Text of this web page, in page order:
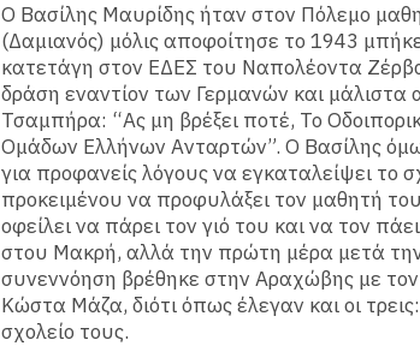
Ο Βασίλης Μαυρίδης ήταν στον Πόλεμο
(Δαμιανός) μόλις αποφοίτησε το 1943
κατετάγη στον ΕΔΕΣ του Ναπολέοντα
δράση εναντίον των Γερμανών και μάλιστα
Τσαμπήρα: “Ας μη βρέξει ποτέ, Το
Ομάδων Ελλήνων Ανταρτών”. Ο Βασίλης
για προφανείς λόγους να εγκαταλείψει το
προκειμένου να προφυλάξει τον μαθητή
οφείλει να πάρει τον γιό του και να τον
στου Μακρή, αλλά την πρώτη μέρα μετά
συνεννόηση βρέθηκε στην Αραχώβης με
Κώστα Μάζα, διότι όπως έλεγαν και οι
σχολείο τους.